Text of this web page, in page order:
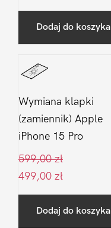
Dodaj do koszyka
Wymiana klapki
(zamiennik) Apple
iPhone 15 Pro
599,00zł
499,00 zł
Dodaj do koszyka